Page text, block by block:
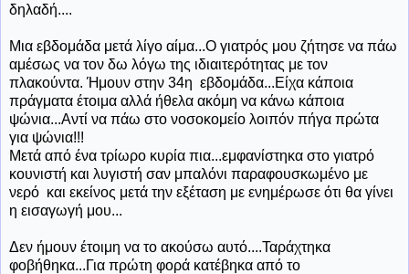
δηλαδή....
Μια εβδομάδα μετά λίγο αίμα...Ο γιατρός μου ζήτησε να πάω
αμέσως να τον δω λόγω της ιδιαιτερότητας με τον
πλακούντα. Ήμουν στην 34η εβδομάδα...Είχα κάποια
πράγματα έτοιμα αλλά ήθελα ακόμη να κάνω κάποια
ψώνια...Αντί να πάω στο νοσοκομείο λοιπόν πήγα πρώτα
για ψώνια!!!
Μετά από ένα τρίωρο κυρία πια...εμφανίστηκα στο γιατρό
κουνιστή και λυγιστή σαν μπαλόνι παραφουσκωμένο με
νερό και εκείνος μετά την εξέταση με ενημέρωσε ότι θα γίνει
η εισαγωγή μου...
Δεν ήμουν έτοιμη να το ακούσω αυτό....Ταράχτηκα
φοβήθηκα...Για πρώτη φορά κατέβηκα από το